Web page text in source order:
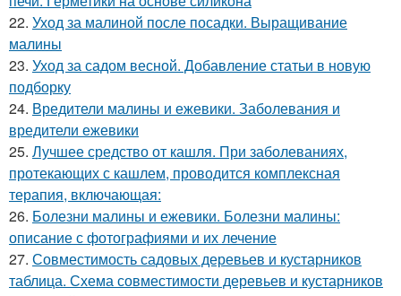
22. Уход за малиной после посадки. Выращивание
малины
23. Уход за садом весной. Добавление статьи в новую
подборку
24. Вредители малины и ежевики. Заболевания и
вредители ежевики
25. Лучшее средство от кашля. При заболеваниях,
протекающих с кашлем, проводится комплексная
терапия, включающая:
26. Болезни малины и ежевики. Болезни малины:
описание с фотографиями и их лечение
27. Совместимость садовых деревьев и кустарников
таблица. Схема совместимости деревьев и кустарников